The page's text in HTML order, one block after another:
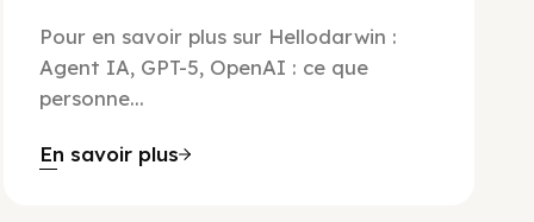
Pour en savoir plus sur Hellodarwin :
Agent IA, GPT-5, OpenAI : ce que
personne...
En savoir plus